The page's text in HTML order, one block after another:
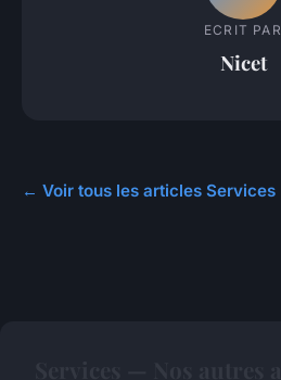
ECRIT PAR
Nicet
← Voir tous les articles Services